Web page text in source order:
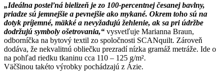
„Ideálna posteľná bielizeň je zo 100-percentnej česanej bavlny,
priadze sú jemnejšie a pevnejšie ako mykané. Okrem toho sú na
dotyk príjemné, mäkké a nevyžadujú žehlenie, ak sa pri údržbe
dodržujú symboly ošetrovania,“ vysvetľuje Marianna Braun,
odborníčka na bytový textil zo spoločnosti SCANquilt. Zároveň
dodáva, že nekvalitnú obliečku prezradí nízka gramáž metráže. Ide o
na pohľad riedku tkaninu cca 110 – 125 g/m².
Väčšinou takéto výrobky pochádzajú z Ázie.